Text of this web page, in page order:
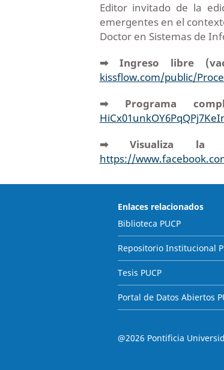
Editor invitado de la
emergentes en el
Doctor en Sistemas de
➡︎ Ingreso libre
kissflow.com/public/
➡︎ Programa
➡︎ Visualiza la
https://
Enlaces relacionados
Biblioteca PUCP
Repositorio Institucional
Tesis PUCP
Portal de Datos Abiertos
@2026 Pontificia